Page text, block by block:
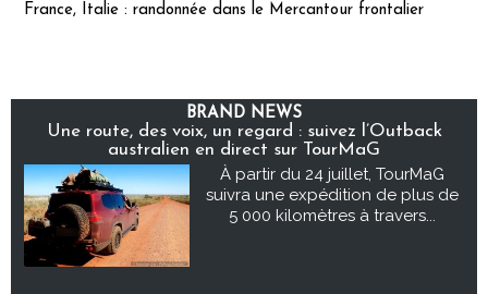
France, Italie : randonnée dans le Mercantour frontalier
BRAND NEWS
Une route, des voix, un regard : suivez l’Outback
australien en direct sur TourMaG
À partir du 24 juillet, TourMaG
suivra une expédition de plus de
5 000 kilomètres à travers...